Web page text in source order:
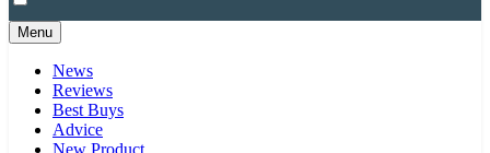
Menu
News
Reviews
Best Buys
Advice
New Product